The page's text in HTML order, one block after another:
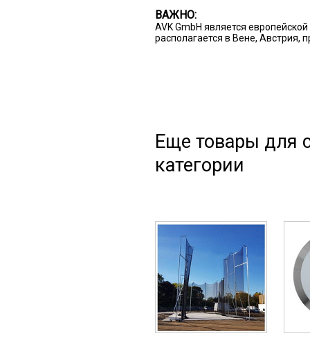
ВАЖНО:
AVK GmbH является
располагается в Вене, Австрия,
Еще товары для
категории